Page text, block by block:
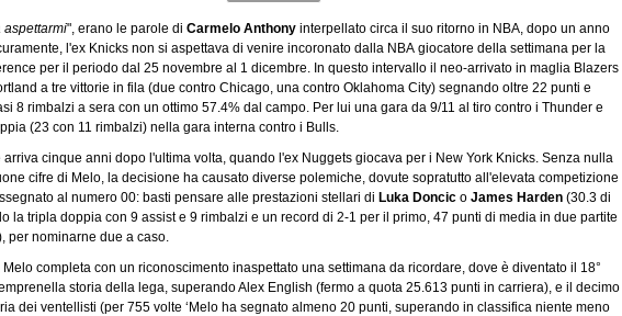
aspettarmi", erano le parole di Carmelo Anthony interpellato circa il suo ritorno in NBA, dopo un anno
l'ex Knicks non si aspettava di venire incoronato dalla NBA giocatore della settimana per la
per il periodo dal 25 novembre al 1 dicembre. In questo intervallo il neo-arrivato in maglia Blazers
a tre vittorie in fila (due contro Chicago, una contro Oklahoma City) segnando oltre 22 punti e
8 rimbalzi a sera con un ottimo 57.4% dal campo. Per lui una gara da 9/11 al tiro contro i Thunder e
(23 con 11 rimbalzi) nella gara interna contro i Bulls.
arriva cinque anni dopo l'ultima volta, quando l'ex Nuggets giocava per i New York Knicks. Senza nulla
cifre di Melo, la decisione ha causato diverse polemiche, dovute sopratutto all'elevata competizione
al numero 00: basti pensare alle prestazioni stellari di Luka Doncic o James Harden (30.3 di
la tripla doppia con 9 assist e 9 rimbalzi e un record di 2-1 per il primo, 47 punti di media in due partite
per nominarne due a caso.
completa con un riconoscimento inaspettato una settimana da ricordare, dove è diventato il 18°
storia della lega, superando Alex English (fermo a quota 25.613 punti in carriera), e il decimo
dei ventellisti (per 755 volte ‘Melo ha segnato almeno 20 punti, superando in classifica niente meno